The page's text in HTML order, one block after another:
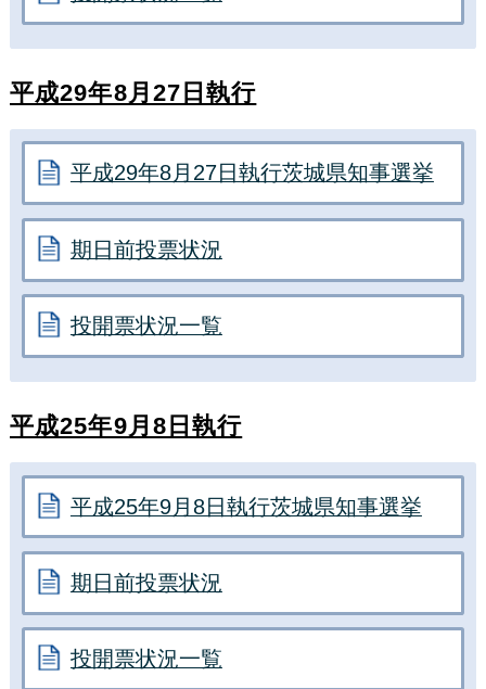
平成29年8月27日執行
平成29年8月27日執行茨城県知事選挙
期日前投票状況
投開票状況一覧
平成25年9月8日執行
平成25年9月8日執行茨城県知事選挙
期日前投票状況
投開票状況一覧